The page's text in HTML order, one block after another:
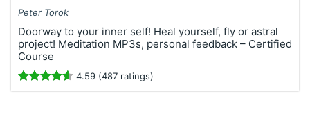
Peter Torok
Doorway to your inner self! Heal yourself, fly or astral
project! Meditation MP3s, personal feedback – Certified
Course
4.59 (487 ratings)